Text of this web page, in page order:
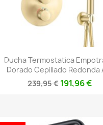
Vista rápida
Ducha Termostatica
Dorado Cepillado Redonda
239,95 € 191,96 €